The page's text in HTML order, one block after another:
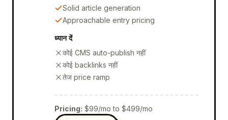
Solid article generation
Approachable entry pricing
ध्यान दें
कोई CMS auto-publish नहीं
कोई backlinks नहीं
तेज price ramp
Pricing: $99/mo to $499/mo